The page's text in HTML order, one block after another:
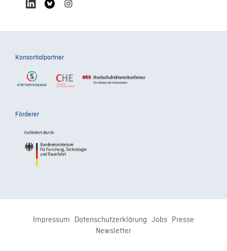
Konsortialpartner
Förderer
Impressum Datenschutzerklärung Jobs Presse
Newsletter